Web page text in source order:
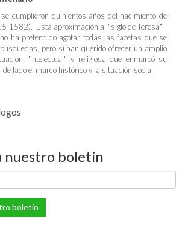
cumplieron quinientos años del nacimiento de
1582). Esta aproximación al "siglo de Teresa" -
ha pretendido agotar todas las facetas que se
pero sí han querido ofrecer un amplio
"intelectual" y religiosa que enmarcó su
lado el marco histórico y la situación social
nuestro boletín
boletín